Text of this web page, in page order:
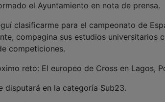
el Ayuntamiento en nota de prensa.
clasificarme para el campeonato de
compagina sus estudios universitarios
competiciones.
reto: El europeo de Cross en Lagos,
en la categoría Sub23.